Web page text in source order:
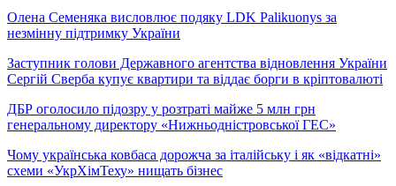
Олена Семеняка висловлює подяку LDK Palikuonys за
незмінну підтримку України
Заступник голови Державного агентства відновлення України
Сергій Сверба купує квартири та віддає борги в кріптовалюті
ДБР оголосило підозру у розтраті майже 5 млн грн
генеральному директору «Нижньодністровської ГЕС»
Чому українська ковбаса дорожча за італійську і як «відкатні»
схеми «УкрХімТеху» нищать бізнес